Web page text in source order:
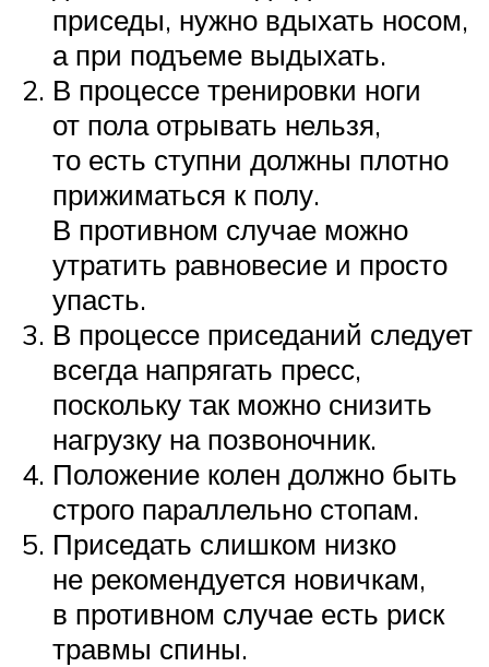
приседы, нужно вдыхать носом,
а при подъеме выдыхать.
В процессе тренировки ноги
от пола отрывать нельзя,
то есть ступни должны плотно
прижиматься к полу.
В противном случае можно
утратить равновесие и просто
упасть.
В процессе приседаний следует
всегда напрягать пресс,
поскольку так можно снизить
нагрузку на позвоночник.
Положение колен должно быть
строго параллельно стопам.
Приседать слишком низко
не рекомендуется новичкам,
в противном случае есть риск
травмы спины.